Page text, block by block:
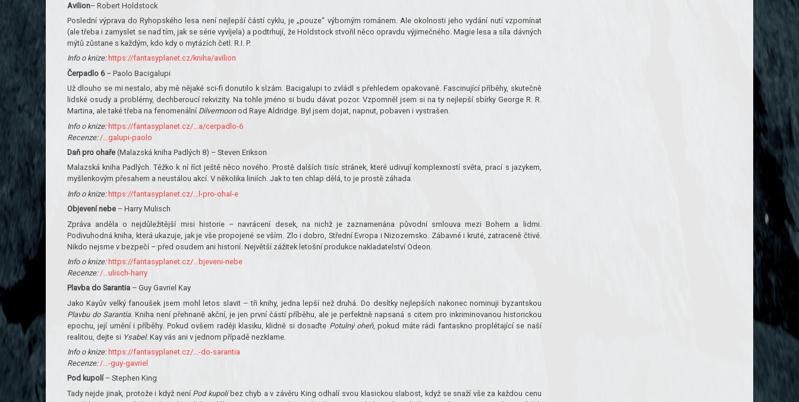
Avilion– Robert Holdstock
Poslední výprava do Ryhopského lesa není nejlepší částí cyklu, je „pouze“ výborným románem. Ale okolnosti jeho vydání nutí vzpomínat
(ale třeba i zamyslet se nad tím, jak se série vyvíjela) a podtrhují, že Holdstock stvořil něco opravdu výjimečného. Magie lesa a síla dávných
mýtů zůstane s každým, kdo kdy o mytázích četl. R.I. P.
Info o knize: https://fantasyplanet.cz/kniha/avilion
Čerpadlo 6– Paolo Bacigalupi
Už dlouho se mi nestalo, aby mě nějaké sci-fi donutilo k slzám. Bacigalupi to zvládl s přehledem opakovaně. Fascinující příběhy, skutečně
lidské osudy a problémy, dechberoucí rekvizity. Na tohle jméno si budu dávat pozor. Vzpomněl jsem si na ty nejlepší sbírky George R. R.
Martina, ale také třeba na fenomenální Dilvermoonod Raye Aldridge. Byl jsem dojat, napnut, pobaven i vystrašen.
Info o knize: https://fantasyplanet.cz/…a/cerpadlo-6
Recenze: /…galupi-paolo
Daň pro ohaře(Malazská kniha Padlých 8) – Steven Erikson
Malazská kniha Padlých. Těžko k ní říct ještě něco nového. Prostě dalších tisíc stránek, které udivují komplexností světa, prací s jazykem,
myšlenkovým přesahem a neustálou akcí. V několika liniích. Jak to ten chlap dělá, to je prostě záhada.
Info o knize: https://fantasyplanet.cz/…l-pro-ohal-e
Objevení nebe– Harry Mulisch
Zpráva anděla o nejdůležitější misi historie – navrácení desek, na nichž je zaznamenána původní smlouva mezi Bohem a lidmi.
Podivuhodná kniha, která ukazuje, jak je vše propojené se vším. Zlo i dobro, Střední Evropa i Nizozemsko. Zábavné i kruté, zatraceně čtivé.
Nikdo nejsme v bezpečí – před osudem ani historií. Největší zážitek letošní produkce nakladatelství O­deon.
Info o knize: https://fantasyplanet.cz/…bjeveni-nebe
Recenze: /…ulisch-harry
Plavba do Sarantia– Guy Gavriel Kay
Jako Kayův velký fanoušek jsem mohl letos slavit – tři knihy, jedna lepší než druhá. Do desítky nejlepších nakonec nominuji byzantskou
Plavbu do Sarantia. Kniha není přehnaně akční, je jen první částí příběhu, ale je perfektně napsaná s citem pro inkriminovanou historickou
epochu, její umění i příběhy. Pokud ovšem raději klasiku, klidně si dosaďte Potulný oheň, pokud máte rádi fantaskno proplétající se naší
realitou, dejte si Ysabel. Kay vás ani v jednom případě nezklame.
Info o knize: https://fantasyplanet.cz/…-do-sarantia
Recenze: /…-guy-gavriel
Pod kupolí– Stephen King
Tady nejde jinak, protože i když není Pod kupolíbez chyb a v závěru King odhalí svou klasickou slabost, když se snaží vše za každou cenu